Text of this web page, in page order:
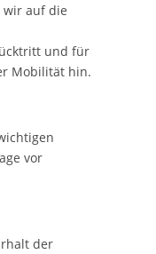
wir auf die
und für
Mobilität hin.
vor
der